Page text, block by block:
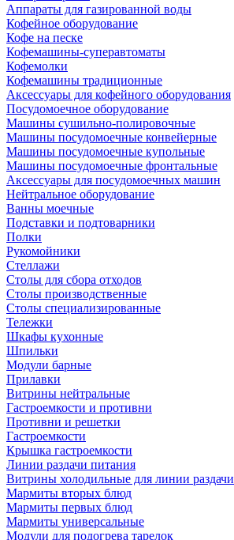
Аппараты для газированной воды
Кофейное оборудование
Кофе на песке
Кофемашины-суперавтоматы
Кофемолки
Кофемашины традиционные
Аксессуары для кофейного оборудования
Посудомоечное оборудование
Машины сушильно-полировочные
Машины посудомоечные конвейерные
Машины посудомоечные купольные
Машины посудомоечные фронтальные
Аксессуары для посудомоечных машин
Нейтральное оборудование
Ванны моечные
Подставки и подтоварники
Полки
Рукомойники
Стеллажи
Столы для сбора отходов
Столы производственные
Столы специализированные
Тележки
Шкафы кухонные
Шпильки
Модули барные
Прилавки
Витрины нейтральные
Гастроемкости и противни
Противни и решетки
Гастроемкости
Крышка гастроемкости
Линии раздачи питания
Витрины холодильные для линии раздачи
Мармиты вторых блюд
Мармиты первых блюд
Мармиты универсальные
Модули для подогрева тарелок